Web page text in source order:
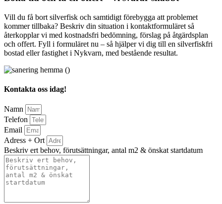
Vill du få bort silverfisk och samtidigt förebygga att problemet
kommer tillbaka? Beskriv din situation i kontaktformuläret så
återkopplar vi med kostnadsfri bedömning, förslag på åtgärdsplan
och offert. Fyll i formuläret nu – så hjälper vi dig till en silverfiskfri
bostad eller fastighet i Nykvarn, med bestående resultat.
Kontakta oss idag!
Namn
Telefon
Email
Adress + Ort
Beskriv ert behov, förutsättningar, antal m2 & önskat startdatum